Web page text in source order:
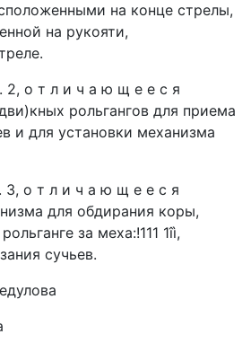
на конце стрелы,
на рукояти,
2, о т л и ч а ю щ е е с я
рольгангов для приема
и для установки механизма
3, о т л и ч а ю щ е е с я
для обдирания коры,
за меха:!111 1îì,
сучьев.